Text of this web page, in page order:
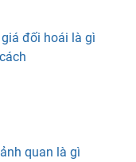
đối hoái là gì
quan là gì